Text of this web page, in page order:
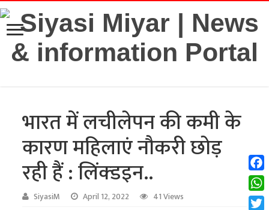
भारत में लचीलेपन की कमी के
कारण महिलाएं नौकरी छोड़
रही हैं : लिंक्डइन..
SiyasiM April 12, 2022 41 Views